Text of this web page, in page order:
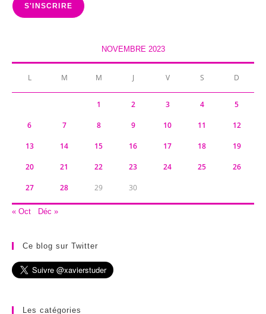
S'INSCRIRE
NOVEMBRE 2023
L M M J V S D
1 2 3 4 5
6 7 8 9 10 11 12
13 14 15 16 17 18 19
20 21 22 23 24 25 26
27 28 29 30
« Oct Déc »
Ce blog sur Twitter
Les catégories